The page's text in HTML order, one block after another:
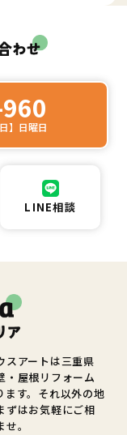
】日曜日
LINE相談
スアートは三重県
・屋根リフォーム
ます。それ以外の地
ずはお気軽にご相
。